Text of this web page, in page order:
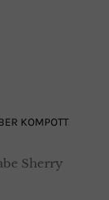
KOMPOTT
Sherry